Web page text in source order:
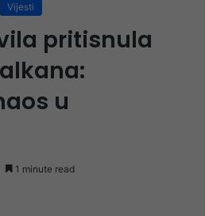
Vijesti
pritisnula
u
1 minute read